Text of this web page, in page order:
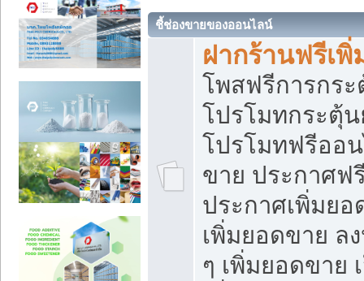
ชี้ช่องขายของออนไลน์
ฝากร้านฟรีเ
โพสฟรีการกร
โปรโมทกระตุ้
โปรโมทฟรีออ
ขาย ประกาศฟ
ประกาศเพิ่มย
เพิ่มยอดขาย ล
ๆ เพิ่มยอดขาย